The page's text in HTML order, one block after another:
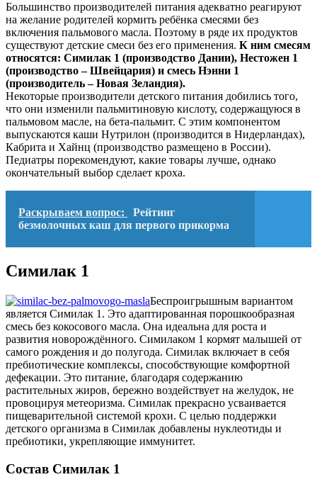
Большинство производителей питания адекватно реагируют
на желание родителей кормить ребёнка смесями без
включения пальмового масла. Поэтому в ряде их продуктов
существуют детские смеси без его применения. К ним смесям
относятся: Симилак 1 (производство Дании), Нестожен 1
(производство – Швейцария) и смесь Нэнни 1
(производитель – Новая Зеландия).
Некоторые производители детского питания добились того,
что они изменили пальмитиновую кислоту, содержащуюся в
пальмовом масле, на бета-пальмит. С этим компонентом
выпускаются каши Нутрилон (производится в Нидерландах),
Кабрита и Хайнц (производство размещено в России).
Педиатры порекомендуют, какие товары лучше, однако
окончательный выбор сделает кроха.
Раскрываем вопрос:
Рейтинг
безмолочных каш для первого прикорма
Симилак 1
Беспроигрышным вариантом
является Симилак 1. Это адаптированная порошкообразная
смесь без кокосового масла. Она идеальна для роста и
развития новорождённого. Симилаком 1 кормят малышей от
самого рождения и до полугода. Симилак включает в себя
пребиотические комплексы, способствующие комфортной
дефекации. Это питание, благодаря содержанию
растительных жиров, бережно воздействует на желудок, не
провоцируя метеоризма. Симилак прекрасно усваивается
пищеварительной системой крохи. С целью поддержки
детского организма в Симилак добавлены нуклеотиды и
пребиотики, укрепляющие иммунитет.
Состав Симилак 1